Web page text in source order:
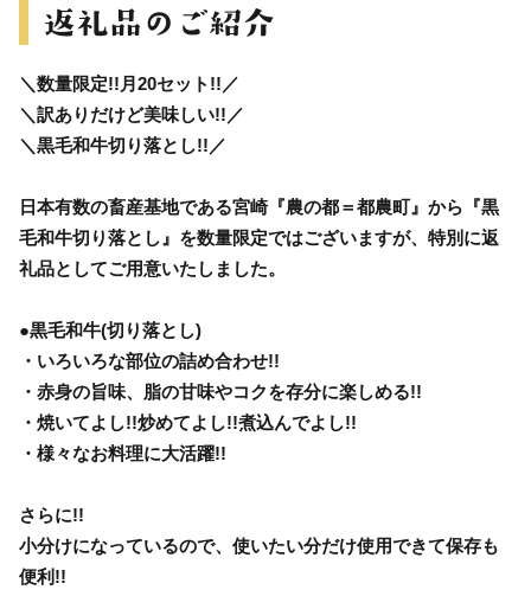
＼数量限定!!月20セット!!／
＼訳ありだけど美味しい!!／
＼黒毛和牛切り落とし!!／
日本有数の畜産基地である宮崎『農の都＝都農町』から『黒
毛和牛切り落とし』を数量限定ではございますが、特別に返
礼品としてご用意いたしました。
●黒毛和牛(切り落とし)
・いろいろな部位の詰め合わせ!!
・赤身の旨味、脂の甘味やコクを存分に楽しめる!!
・焼いてよし!!炒めてよし!!煮込んでよし!!
・様々なお料理に大活躍!!
さらに!!
小分けになっているので、使いたい分だけ使用できて保存も
便利!!